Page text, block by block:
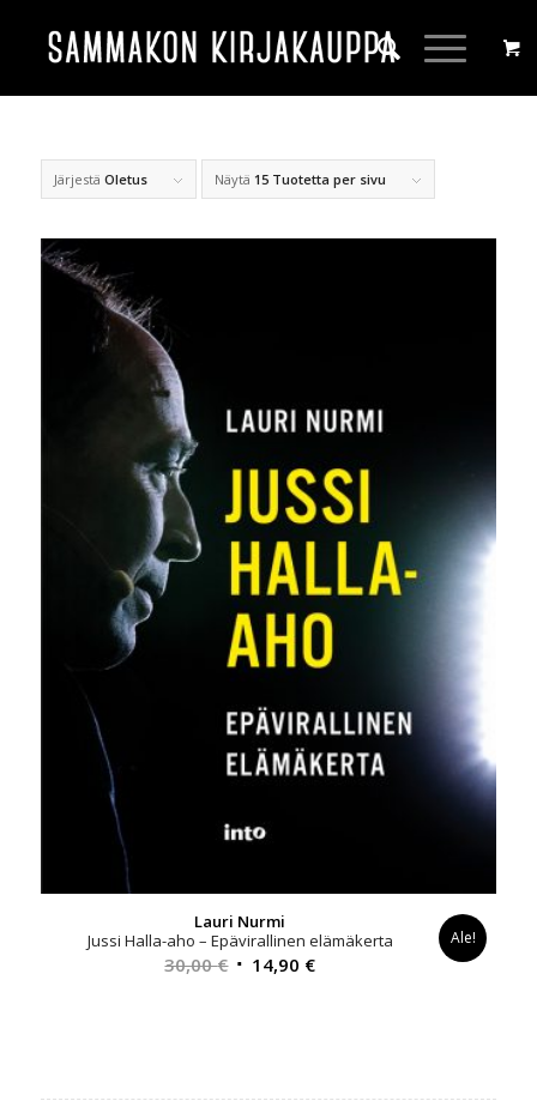
Järjestä Oletus Näytä 15 Tuotetta per sivu
Lauri Nurmi
Jussi Halla-aho – Epävirallinen elämäkerta
30,00€ Alkuperäinen
14,90 €Nykyinen
Ale!